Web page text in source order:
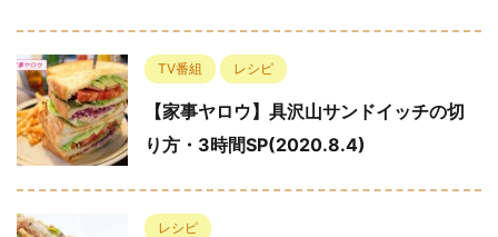
TV番組 レシピ
【家事ヤロウ】具沢山サンドイッチの切
り方・3時間SP(2020.8.4)
レシピ